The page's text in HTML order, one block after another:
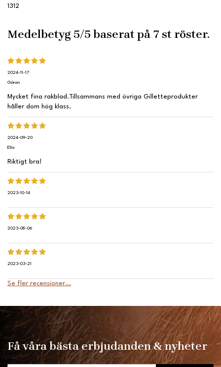
1312
Medelbetyg 5/5 baserat på 7 st röster.
2024-11-17
Göran
Mycket fina rakblad.Tillsammans med övriga Gilletteprodukter
håller dom hög klass.
2024-09-20
Ella
Riktigt bra!
2023-10-14
2023-08-06
2023-03-21
Se fler recensioner...
Få våra bästa erbjudanden & nyheter